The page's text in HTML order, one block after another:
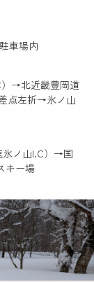
車場内
→北近畿豊岡道
点左折→氷ノ山
氷ノ山I.C）→国
キー場